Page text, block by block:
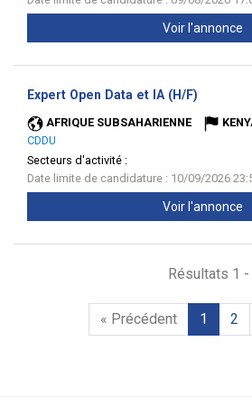
Voir l'annonce
Expert Open Data et IA (H/F)
AFRIQUE SUBSAHARIENNE
CDDU
Secteurs d'activité :
Date limite de candidature : 10/09/2026
Voir l'annonce
Résultats 1
« Précédent 1 2